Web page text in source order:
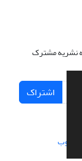
نشریه مشترک
اشتراک
سیناوب